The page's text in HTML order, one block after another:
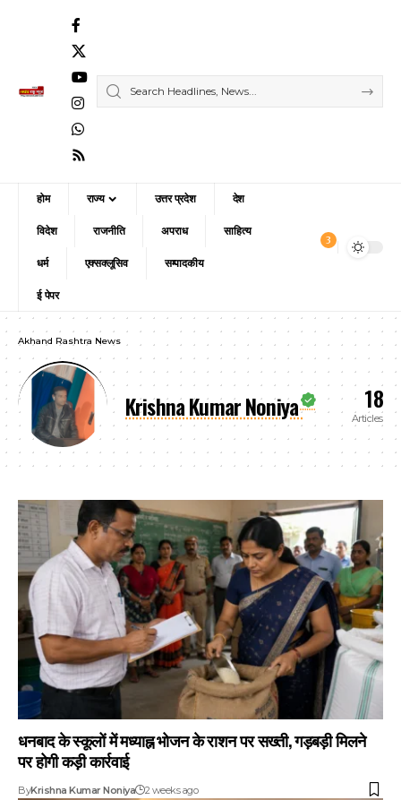
होम राज्य उत्तर प्रदेश देश
विदेश राजनीति अपराध साहित्य
धर्म एक्सक्लूसिव सम्पादकीय
ई पेपर
3
Akhand Rashtra News
Krishna Kumar Noniya 18
Articles
धनबाद के स्कूलों में मध्याह्न भोजन के राशन पर सख्ती, गड़बड़ी मिलने
पर होगी कड़ी कार्रवाई
ByKrishna Kumar Noniya 2 weeks ago